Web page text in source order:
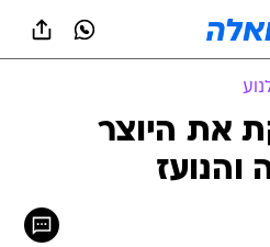
את היוצר
והנועז